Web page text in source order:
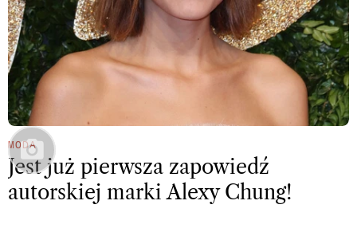
MODA
Jest już pierwsza zapowiedź
autorskiej marki Alexy Chung!